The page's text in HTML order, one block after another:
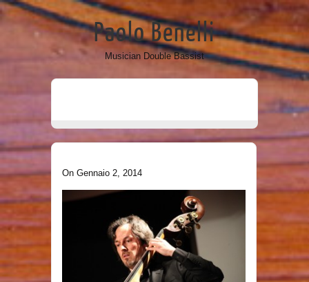
Paolo Benelli
Musician Double Bassist
On Gennaio 2, 2014